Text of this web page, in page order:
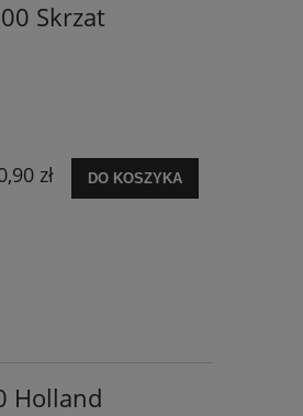
Skrzat
zł DO KOSZYKA
Holland